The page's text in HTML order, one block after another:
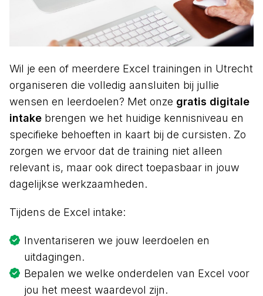
Wil je een of meerdere Excel trainingen in Utrecht
organiseren die volledig aansluiten bij jullie
wensen en leerdoelen? Met onze gratis digitale
intake brengen we het huidige kennisniveau en
specifieke behoeften in kaart bij de cursisten. Zo
zorgen we ervoor dat de training niet alleen
relevant is, maar ook direct toepasbaar in jouw
dagelijkse werkzaamheden.
Tijdens de Excel intake:
Inventariseren we jouw leerdoelen en
uitdagingen.
Bepalen we welke onderdelen van Excel voor
jou het meest waardevol zijn.